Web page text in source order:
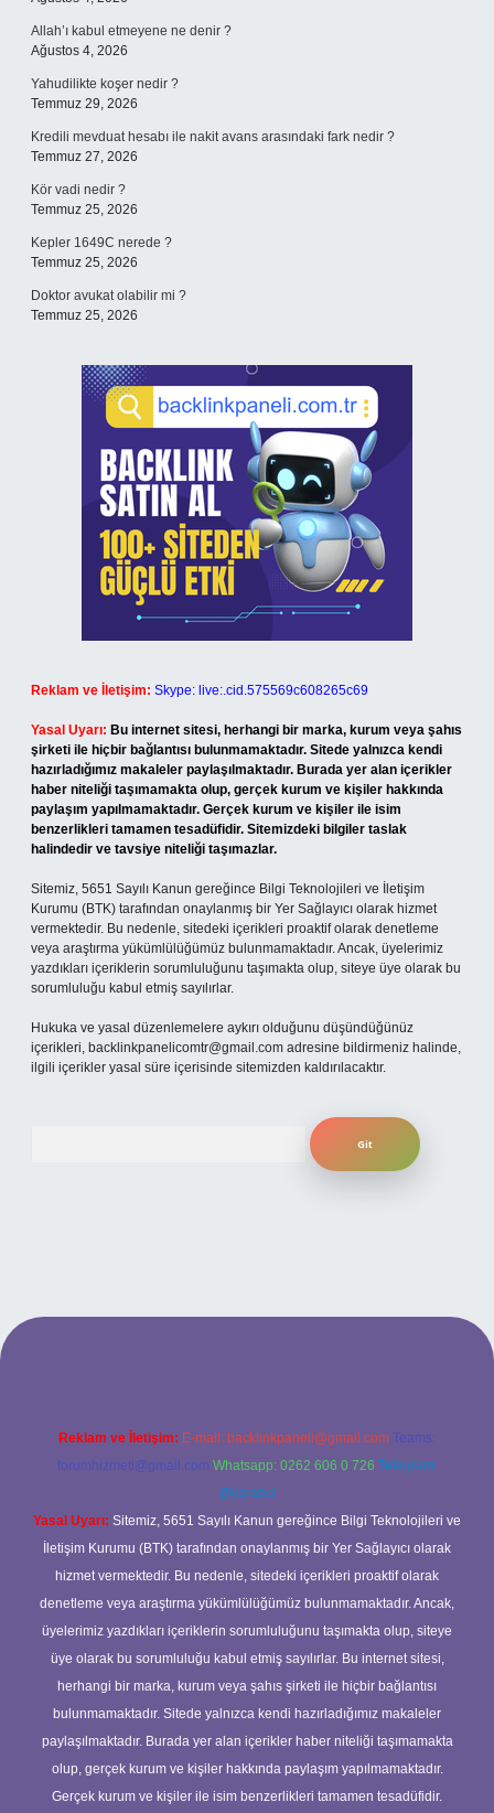
Allah’ı kabul etmeyene ne denir ?
Ağustos 4, 2026
Yahudilikte koşer nedir ?
Temmuz 29, 2026
Kredili mevduat hesabı ile nakit avans arasındaki fark nedir ?
Temmuz 27, 2026
Kör vadi nedir ?
Temmuz 25, 2026
Kepler 1649C nerede ?
Temmuz 25, 2026
Doktor avukat olabilir mi ?
Temmuz 25, 2026
Reklam ve İletişim: Skype: live:.cid.575569c608265c69
Yasal Uyarı: Bu internet sitesi, herhangi bir marka, kurum veya şahıs
şirketi ile hiçbir bağlantısı bulunmamaktadır. Sitede yalnızca kendi
hazırladığımız makaleler paylaşılmaktadır. Burada yer alan içerikler
haber niteliği taşımamakta olup, gerçek kurum ve kişiler hakkında
paylaşım yapılmamaktadır. Gerçek kurum ve kişiler ile isim
benzerlikleri tamamen tesadüfidir. Sitemizdeki bilgiler taslak
halindedir ve tavsiye niteliği taşımazlar.
Sitemiz, 5651 Sayılı Kanun gereğince Bilgi Teknolojileri ve İletişim
Kurumu (BTK) tarafından onaylanmış bir Yer Sağlayıcı olarak hizmet
vermektedir. Bu nedenle, sitedeki içerikleri proaktif olarak denetleme
veya araştırma yükümlülüğümüz bulunmamaktadır. Ancak, üyelerimiz
yazdıkları içeriklerin sorumluluğunu taşımakta olup, siteye üye olarak bu
sorumluluğu kabul etmiş sayılırlar.
Hukuka ve yasal düzenlemelere aykırı olduğunu düşündüğünüz
içerikleri, backlinkpanelicomtr@gmail.com adresine bildirmeniz halinde,
ilgili içerikler yasal süre içerisinde sitemizden kaldırılacaktır.
yeni giriş
Reklam ve İletişim: E-mail: backlinkpaneli@gmail.com Teams:
forumhizmeti@gmail.com Whatsapp: 0262 606 0 726 Telegram:
@karabul
Yasal Uyarı: Sitemiz, 5651 Sayılı Kanun gereğince Bilgi Teknolojileri ve
İletişim Kurumu (BTK) tarafından onaylanmış bir Yer Sağlayıcı olarak
hizmet vermektedir. Bu nedenle, sitedeki içerikleri proaktif olarak
denetleme veya araştırma yükümlülüğümüz bulunmamaktadır. Ancak,
üyelerimiz yazdıkları içeriklerin sorumluluğunu taşımakta olup, siteye
üye olarak bu sorumluluğu kabul etmiş sayılırlar. Bu internet sitesi,
herhangi bir marka, kurum veya şahıs şirketi ile hiçbir bağlantısı
bulunmamaktadır. Sitede yalnızca kendi hazırladığımız makaleler
paylaşılmaktadır. Burada yer alan içerikler haber niteliği taşımamakta
olup, gerçek kurum ve kişiler hakkında paylaşım yapılmamaktadır.
Gerçek kurum ve kişiler ile isim benzerlikleri tamamen tesadüfidir.